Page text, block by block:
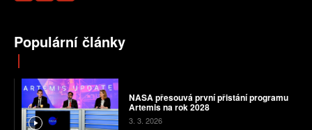
Populární články
NASA přesouvá první přistání programu
Artemis na rok 2028
3. 3. 2026